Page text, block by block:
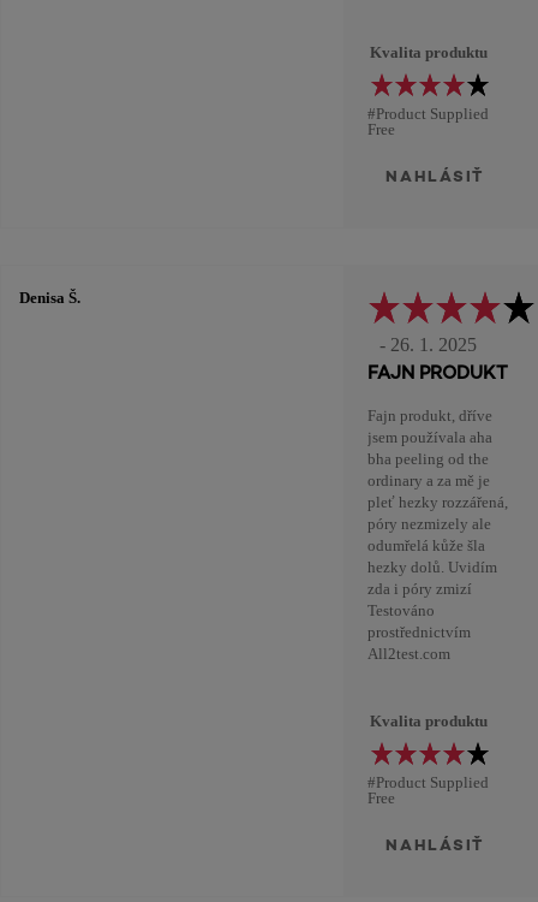
Kvalita produktu
#Product Supplied
Free
NAHLÁSIŤ
Denisa Š.
- 26. 1. 2025
FAJN PRODUKT
Fajn produkt, dříve
jsem používala aha
bha peeling od the
ordinary a za mě je
pleť hezky rozzářená,
póry nezmizely ale
odumřelá kůže šla
hezky dolů. Uvidím
zda i póry zmizí
Testováno
prostřednictvím
All2test.com
Kvalita produktu
#Product Supplied
Free
NAHLÁSIŤ